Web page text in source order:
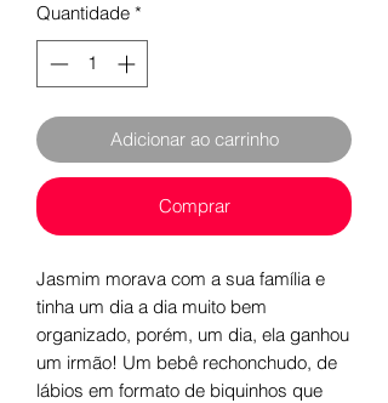
Quantidade *
Adicionar ao carrinho
Comprar
Jasmim morava com a sua família e
tinha um dia a dia muito bem
organizado, porém, um dia, ela ganhou
um irmão! Um bebê rechonchudo, de
lábios em formato de biquinhos que